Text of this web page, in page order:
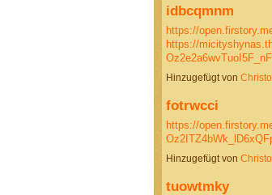
idbcqmnm
https://
https://
Hinzugefügt von
fotrwcci
https://
Hinzugefügt von
tuowtmky